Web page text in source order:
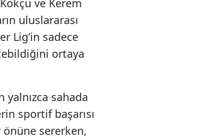
uluslararası
Lig’in sadece
ortaya
sahada
sportif başarısı
sererken,